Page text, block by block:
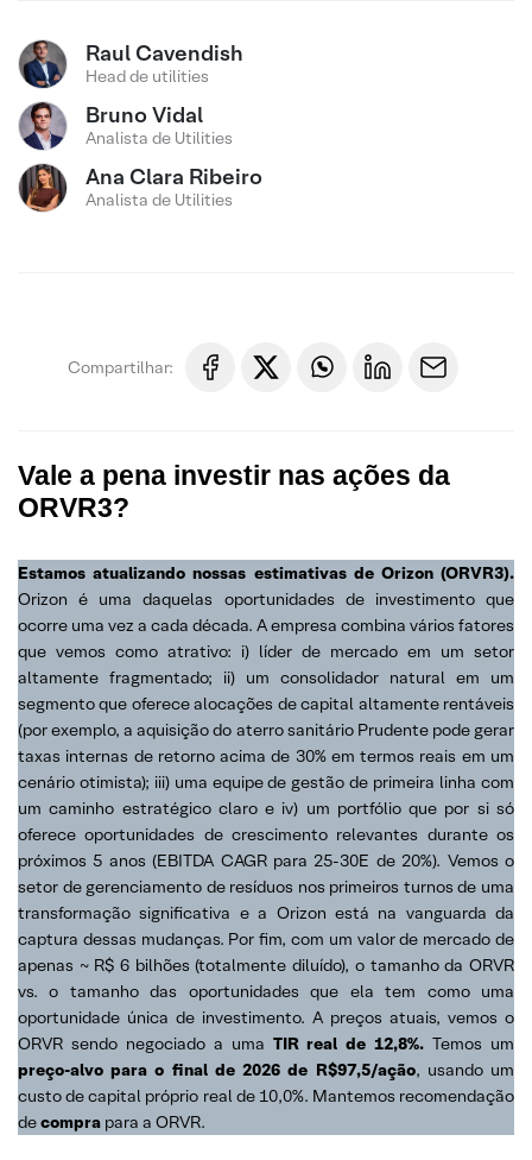
Raul Cavendish
Head de utilities
Bruno Vidal
Analista de Utilities
Ana Clara Ribeiro
Analista de Utilities
Compartilhar:
Vale a pena investir nas ações da
ORVR3?
Estamos atualizando nossas estimativas de Orizon (ORVR3).
Orizon é uma daquelas oportunidades de investimento que
ocorre uma vez a cada década. A empresa combina vários fatores
que vemos como atrativo: i) líder de mercado em um setor
altamente fragmentado; ii) um consolidador natural em um
segmento que oferece alocações de capital altamente rentáveis
(por exemplo, a aquisição do aterro sanitário Prudente pode gerar
taxas internas de retorno acima de 30% em termos reais em um
cenário otimista); iii) uma equipe de gestão de primeira linha com
um caminho estratégico claro e iv) um portfólio que por si só
oferece oportunidades de crescimento relevantes durante os
próximos 5 anos (EBITDA CAGR para 25-30E de 20%). Vemos o
setor de gerenciamento de resíduos nos primeiros turnos de uma
transformação significativa e a Orizon está na vanguarda da
captura dessas mudanças. Por fim, com um valor de mercado de
apenas ~ R$ 6 bilhões (totalmente diluído), o tamanho da ORVR
vs. o tamanho das oportunidades que ela tem como uma
oportunidade única de investimento. A preços atuais, vemos o
ORVR sendo negociado a uma TIR real de 12,8%.Temos um
preço-alvo para o final de 2026 de R$97,5/ação, usando um
custo de capital próprio real de 10,0%. Mantemos recomendação
decompra para a ORVR.